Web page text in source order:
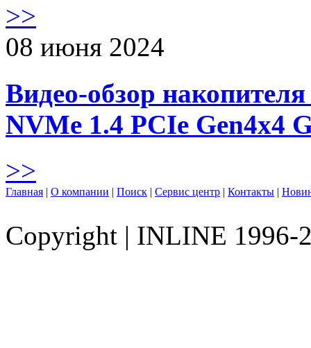
>>
08 июня 2024
Видео-обзор
NVMe 1.4 PCIe Gen4х4
>>
Главная | О компании | Поиск | Сервис центр | Контакты |
Copyright | INLINE 1996-